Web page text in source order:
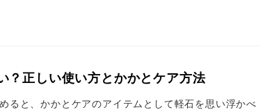
？正しい使い方とかかとケア方法
ると、かかとケアのアイテムとして軽石を思い浮かべ